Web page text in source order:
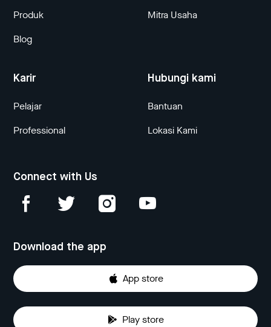
Produk
Blog
Mitra Usaha
Karir
Pelajar
Professional
Hubungi kami
Bantuan
Lokasi Kami
Connect with Us
Download the app
App store
Play store